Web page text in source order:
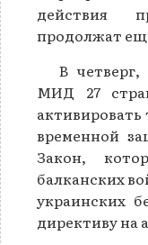
действия
продолжат
В
МИД 27
временной
Закон,
балканских
украинских
директиву на